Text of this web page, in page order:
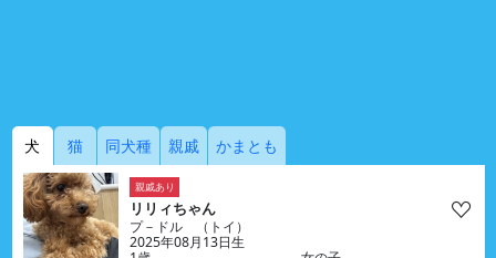
犬 猫 同犬種 親戚 かまとも
親戚あり
リリィちゃん
プ－ドル （トイ）
2025年08月13日生